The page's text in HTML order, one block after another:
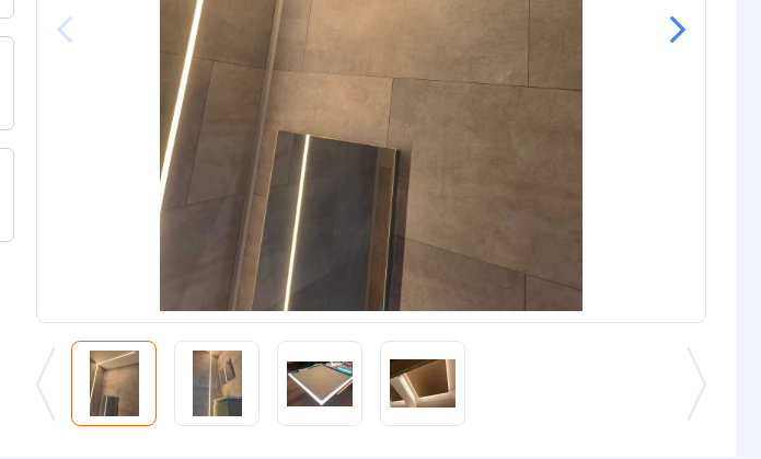
Breedte led strip
IP65: 10 mm
Dikte led strip
Aansluiting begin
2-pins stekker type vrouw + man
Aansluiting einde
2-pins stekker type vrouw